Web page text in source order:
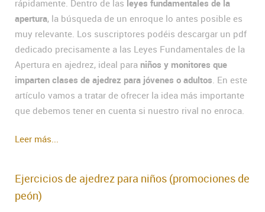
rápidamente. Dentro de las leyes fundamentales de la
apertura, la búsqueda de un enroque lo antes posible es
muy relevante. Los suscriptores podéis descargar un pdf
dedicado precisamente a las Leyes Fundamentales de la
Apertura en ajedrez, ideal para niños y monitores que
imparten clases de ajedrez para jóvenes o adultos . En este
artículo vamos a tratar de ofrecer la idea más importante
que debemos tener en cuenta si nuestro rival no enroca.
Leer más...
Ejercicios de ajedrez para niños (promociones de
peón)